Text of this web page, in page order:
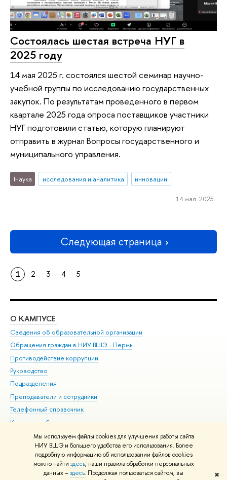
Мы используем файлы cookies для улучшения работы сайта
НИУ ВШЭ и большего удобства его использования. Более
подробную информацию об использовании файлов cookies
можно найти здесь, наши правила обработки персональных
данных –здесь. Продолжая пользоваться сайтом, вы
✖
Состоялась шестая встреча НУГ в
2025 году
14 мая 2025 г. состоялся шестой семинар научно-
учебной группы по исследованию государственных
закупок. По результатам проведенного в первом
квартале 2025 года опроса поставщиков участники
НУГ подготовили статью, которую планируют
отправить в журнал Вопросы государственного и
муниципального управления.
Наука исследования и аналитика инновации
14 мая 2025
Следующая страница
1 2 3 4 5
О КАМПУСЕ
Сведения об образовательной организации
Обращения граждан в НИУ ВШЭ - Пермь
Противодействие коррупции
Руководство
Подразделения
Преподаватели и сотрудники
Телефонный справочник
Корпуса и общежития
ВШЭ для студентов с ограниченными возможностями
здоровья и инвалидностью
Единая платежная страница